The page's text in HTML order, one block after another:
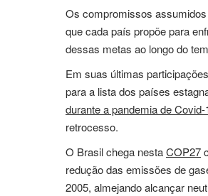
Os compromissos
que cada país propõe para
dessas metas ao longo do
Em suas últimas
para a lista dos países
durante a pandemia de Covid-
retrocesso.
O Brasil chega nestaCOP27
redução das emissões de
2005, almejando alcançar